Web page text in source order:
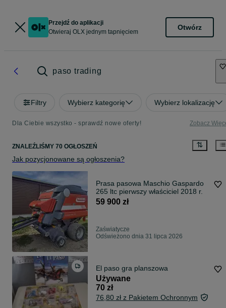
Przejdź do aplikacji
Otwieraj OLX jednym tapnięciem
Otwórz
paso trading
Filtry Wybierz kategorię Wybierz lokalizację
Dla Ciebie wszystko - sprawdź nowe oferty! Zobacz
ZNALEŹLIŚMY 70 OGŁOSZEŃ
Jak pozycjonowane są ogłoszenia?
Prasa pasowa Maschio Gaspardo
265 ltc pierwszy właściciel 2018 r.
59 900 zł
Zaświatycze
Odświeżono dnia 31 lipca 2026
El paso gra planszowa
Używane
70 zł
76,80 zł z Pakietem Ochronnym